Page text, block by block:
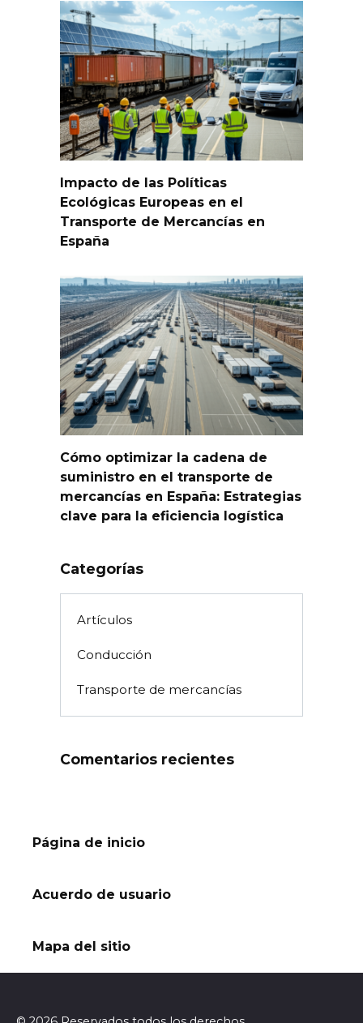
Impacto de las Políticas
Ecológicas Europeas en el
Transporte de Mercancías en
España
Cómo optimizar la cadena de
suministro en el transporte de
mercancías en España: Estrategias
clave para la eficiencia logística
Categorías
Artículos
Conducción
Transporte de mercancías
Comentarios recientes
Página de inicio
Acuerdo de usuario
Mapa del sitio